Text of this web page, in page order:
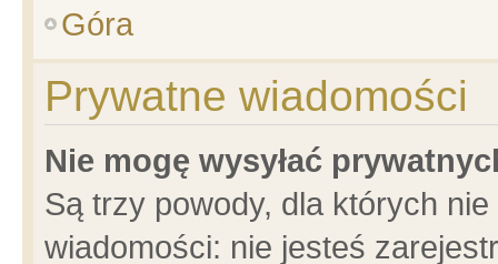
Góra
Prywatne wiadomości
Nie mogę wysyłać
Są trzy powody, dla których
wiadomości: nie jesteś